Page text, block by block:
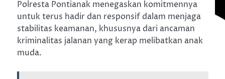
Polresta Pontianak menegaskan komitmennya
untuk terus hadir dan responsif dalam menjaga
stabilitas keamanan, khususnya dari ancaman
kriminalitas jalanan yang kerap melibatkan anak
muda.